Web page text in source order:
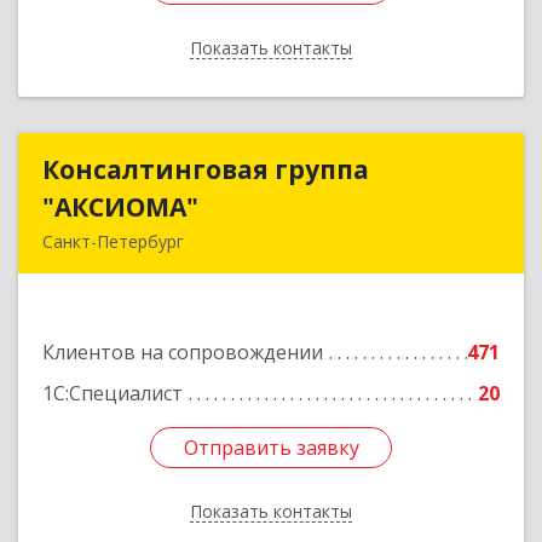
Показать контакты
Назад
Консалтинговая группа
"АКСИОМА"
Санкт-Петербург
Клиентов на сопровождении
471
1С:Специалист
20
Отправить заявку
Показать контакты
Консалтинговая группа
Подробнее
Отправить заявку
Назад